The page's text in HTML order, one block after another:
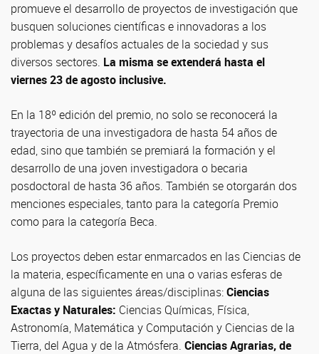
promueve el desarrollo de proyectos de investigación que
busquen soluciones científicas e innovadoras a los
problemas y desafíos actuales de la sociedad y sus
diversos sectores. La misma se extenderá hasta el
viernes 23 de agosto inclusive.
En la 18º edición del premio, no solo se reconocerá la
trayectoria de una investigadora de hasta 54 años de
edad, sino que también se premiará la formación y el
desarrollo de una joven investigadora o becaria
posdoctoral de hasta 36 años. También se otorgarán dos
menciones especiales, tanto para la categoría Premio
como para la categoría Beca.
Los proyectos deben estar enmarcados en las Ciencias de
la materia, específicamente en una o varias esferas de
alguna de las siguientes áreas/disciplinas:Ciencias
Exactas y Naturales: Ciencias Químicas, Física,
Astronomía, Matemática y Computación y Ciencias de la
Tierra, del Agua y de la Atmósfera. Ciencias Agrarias, de